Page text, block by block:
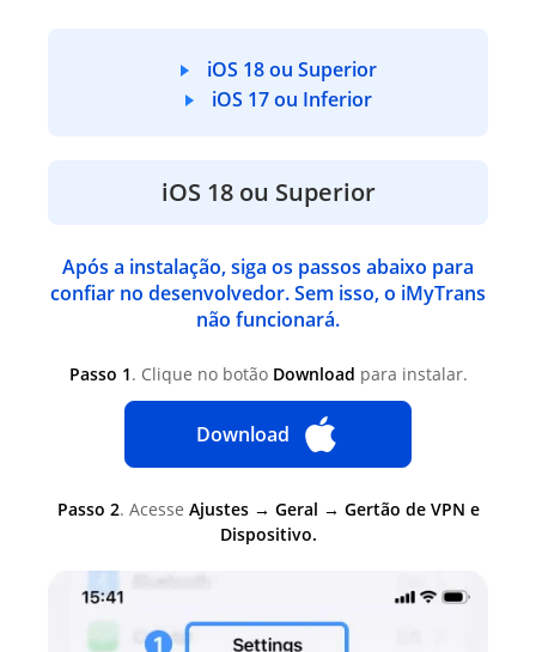
iOS 18 ou Superior
iOS 17 ou Inferior
iOS 18 ou Superior
Após a instalação, siga os passos abaixo para
confiar no desenvolvedor. Sem isso, o iMyTrans
não funcionará.
Passo 1. Clique no botão Download para instalar.
Download
Passo 2. Acesse Ajustes → Geral → Gertão de VPN e
Dispositivo.